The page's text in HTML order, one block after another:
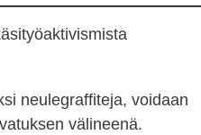
neulegraffiteja, voidaan
välineenä.